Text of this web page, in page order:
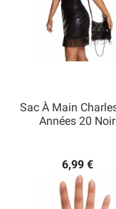
Sac À Main
Années 20 Noir
6,99 €